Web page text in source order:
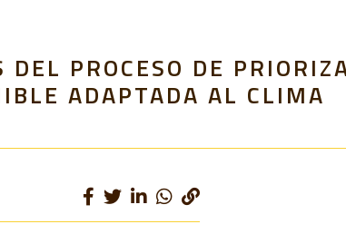
PROCESO DE
ADAPTADA AL CLIMA